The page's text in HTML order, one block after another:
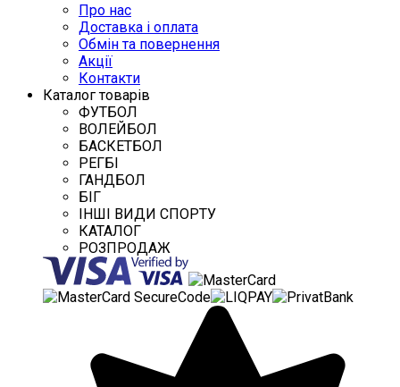
Про нас
Доставка і оплата
Обмін та повернення
Акції
Контакти
Каталог товарів
ФУТБОЛ
ВОЛЕЙБОЛ
БАСКЕТБОЛ
РЕГБІ
ГАНДБОЛ
БІГ
ІНШІ ВИДИ СПОРТУ
КАТАЛОГ
РОЗПРОДАЖ